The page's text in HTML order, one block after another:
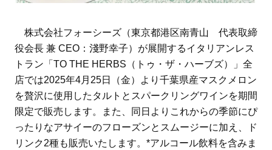
株式会社フォーシーズ（東京都港区南青山 代表取締
役会長 兼 CEO：淺野幸子）が展開するイタリアンレス
トラン「TO THE HERBS（トゥ・ザ・ハーブズ）」全
店では2025年4月25日（金）より千葉県産マスクメロン
を贅沢に使用したタルトとスパークリングワインを期間
限定で販売します。また、同日よりこれからの季節にぴ
ったりなアサイーのフローズンとスムージーに加え、ド
リンク2種も販売いたします。*アルコール飲料を含みま